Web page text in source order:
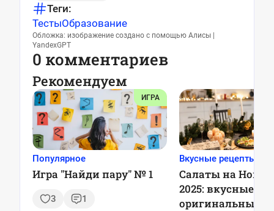
Теги:
ТестыОбразование
Обложка: изображение создано с помощью Алисы |
YandexGPT
0 комментариев
Рекомендуем
ИГРА
Популярное
Игра "Найди пару" № 1
3 1
Вкусные рецепты
Салаты на
2025: вкусные и
оригинальные